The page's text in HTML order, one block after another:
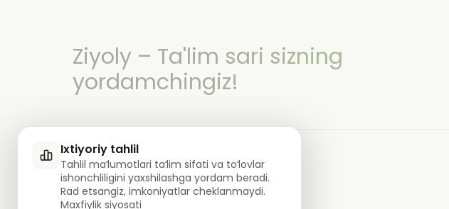
Ziyoly – Ta'lim sari sizning
yordamchingiz!
0ta savolga javob berildi!
Ixtiyoriy tahlil
Tahlil maʻlumotlari taʻlim sifati va toʻlovlar
ishonchliligini yaxshilashga yordam beradi.
Rad etsangiz, imkoniyatlar cheklanmaydi.
Maxfiylik siyosati